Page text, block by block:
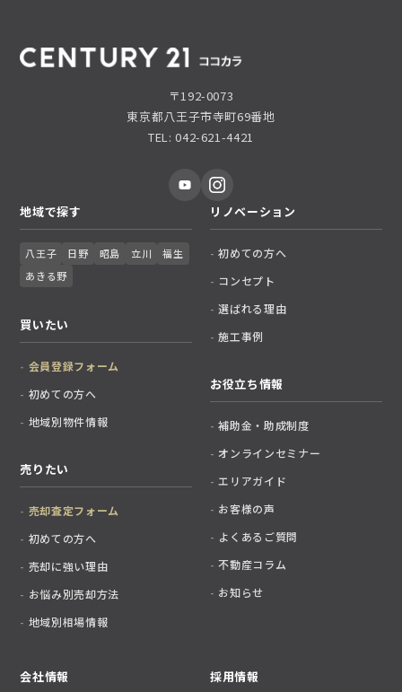
〒192-0073
東京都八王子市寺町69番地
TEL: 042-621-4421
地域で探す
八王子 日野 昭島 立川
福生
あきる野
買いたい
会員登録フォーム
初めての方へ
地域別物件情報
売りたい
売却査定フォーム
初めての方へ
売却に強い理由
お悩み別売却方法
地域別相場情報
リノベーション
初めての方へ
コンセプト
選ばれる理由
施工事例
お役立ち情報
補助金・助成制度
オンラインセミナー
エリアガイド
お客様の声
よくあるご質問
不動産コラム
お知らせ
会社情報 採用情報